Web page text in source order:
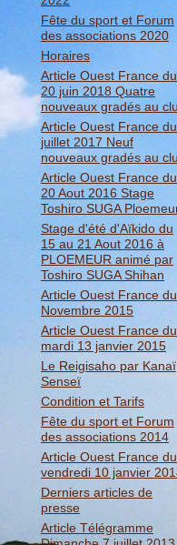
Fête du sport et Forum
des associations 2020
Horaires
Article Ouest France du
20 juin 2018 Quatre
nouveaux gradés au
Article Ouest France
juillet 2017 Neuf
nouveaux gradés au
Article Ouest France du
20 Aout 2016 Stage
Toshiro SUGA
Stage d'été d'Aïkido du
15 au 21 Aout 2016 à
PLOEMEUR animé par
Toshiro SUGA Shihan
Article Ouest France
Novembre 2015
Article Ouest France du
mardi 13 janvier 2015
Le Reigisaho par Kanaï
Senseï
Condition et Tarifs
Fête du sport et Forum
des associations 2014
Article Ouest France du
vendredi 10 janvier
Derniers articles de
presse
Article Télégramme